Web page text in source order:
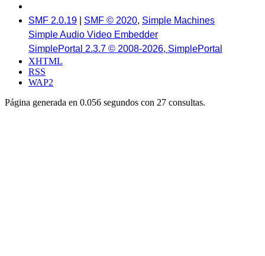
SMF 2.0.19 SMF © 2020, Simple Machines
Simple Audio Video Embedder
SimplePortal 2.3.7 © 2008-2026, SimplePortal
XHTML
RSS
WAP2
Página generada en 0.056 segundos con 27 consultas.